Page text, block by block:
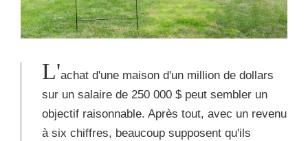
L'achat d'une maison d'un million de dollars
sur un salaire de 250 000 $ peut sembler un
objectif raisonnable. Après tout, avec un revenu
à six chiffres, beaucoup supposent qu'ils